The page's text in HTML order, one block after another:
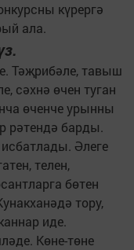
күрергә
ала.
Тәҗрибәле, тавыш
сәхнә өчен туган
өченче урынны
рәтендә барды.
Әлеге
телен,
бөтен
тору,
иде.
Көне-төне